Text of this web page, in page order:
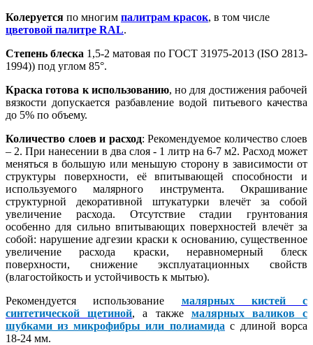
Колеруется по многим палитрам красок, в том числе
цветовой палитре RAL.
Степень блеска 1,5-2 матовая по ГОСТ 31975-2013 (ISO 2813-
1994)) под углом 85°.
Краска готова к использованию, но для достижения рабочей
вязкости допускается разбавление водой питьевого качества
до 5% по объему.
Количество слоев и расход: Рекомендуемое количество слоев
– 2. При нанесении в два слоя - 1 литр на 6-7 м2. Расход может
меняться в большую или меньшую сторону в зависимости от
структуры поверхности, её впитывающей способности и
используемого малярного инструмента. Окрашивание
структурной декоративной штукатурки влечёт за собой
увеличение расхода. Отсутствие стадии грунтования
особенно для сильно впитывающих поверхностей влечёт за
собой: нарушение адгезии краски к основанию, существенное
увеличение расхода краски, неравномерный блеск
поверхности, снижение эксплуатационных свойств
(влагостойкость и устойчивость к мытью).
Рекомендуется использование малярных кистей с
синтетической щетиной, а также малярных валиков с
шубками из микрофибры или полиамида с длиной ворса
18-24 мм.